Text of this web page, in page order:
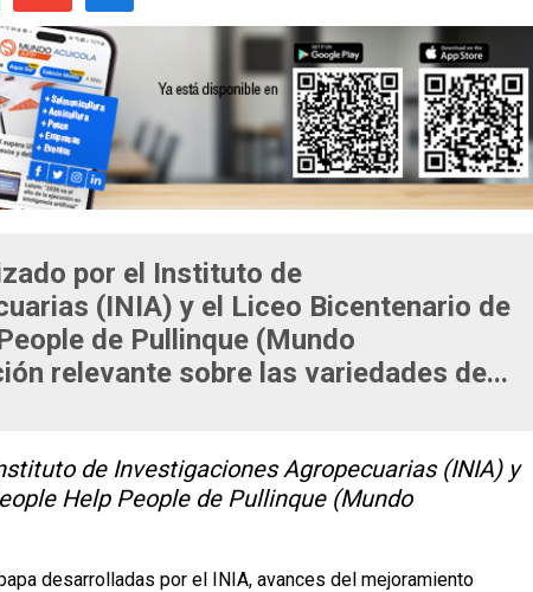
por el Instituto de
(INIA) y el Liceo Bicentenario de
de Pullinque (Mundo
relevante sobre las variedades de...
de Investigaciones Agropecuarias (INIA) y
Help People de Pullinque (Mundo
desarrolladas por el INIA, avances del mejoramiento